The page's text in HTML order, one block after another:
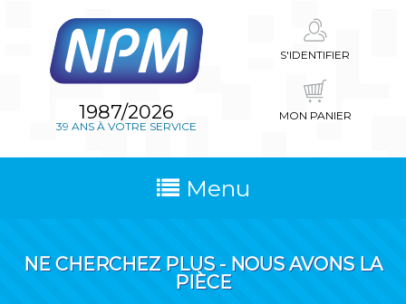
1987/2026
39 ANS À VOTRE SERVICE
S'IDENTIFIER
MON PANIER
Menu
NE CHERCHEZ PLUS - NOUS AVONS LA
PIÈCE